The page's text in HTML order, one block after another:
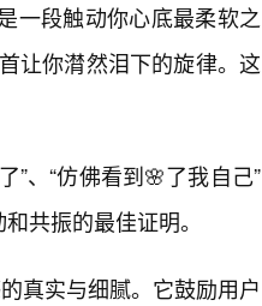
一段触动你心底最柔软之
让你潸然泪下的旋律。这
”、“仿佛看到🌸了我自己”
共振的最佳证明。
真实与细腻。它鼓励用户